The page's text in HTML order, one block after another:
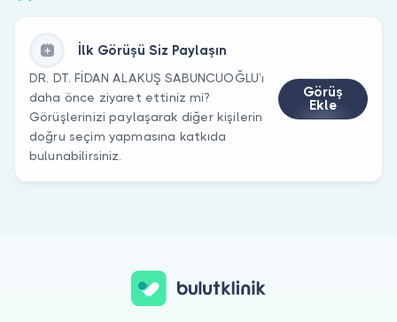
İlk Görüşü Siz Paylaşın
DR. DT. FİDAN ALAKUŞ SABUNCUOĞLU’ı
daha önce ziyaret ettiniz mi?
Görüşlerinizi paylaşarak diğer kişilerin
doğru seçim yapmasına katkıda
bulunabilirsiniz.
Görüş
Ekle